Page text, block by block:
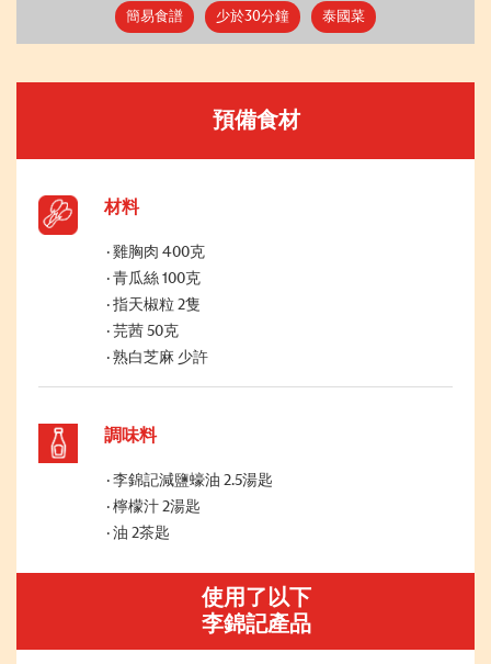
簡易食譜 少於30分鐘 泰國菜
預備食材
材料
雞胸肉 400克
青瓜絲 100克
指天椒粒 2隻
芫茜 50克
熟白芝麻 少許
調味料
李錦記減鹽蠔油 2.5湯匙
檸檬汁 2湯匙
油 2茶匙
使用了以下
李錦記產品